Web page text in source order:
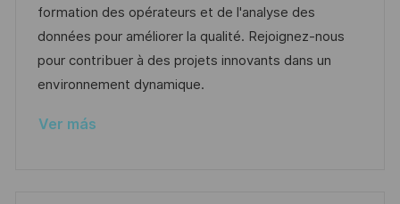
i
ó
n
d
e
p
u
l
m
p
l
e
o
r
í
formation des opérateurs et de l'analyse des
données pour améliorer la qualité. Rejoignez-nous
pour contribuer à des projets innovants dans un
environnement dynamique.
Ver más